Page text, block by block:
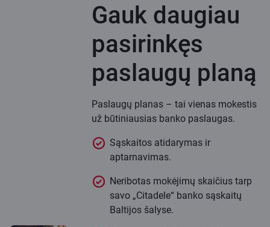
Gauk daugiau
pasirinkęs
paslaugų planą
Paslaugų planas – tai vienas mokestis
už būtiniausias banko paslaugas.
Sąskaitos atidarymas ir
aptarnavimas.
Neribotas mokėjimų skaičius tarp
savo „Citadele“ banko sąskaitų
Baltijos šalyse.